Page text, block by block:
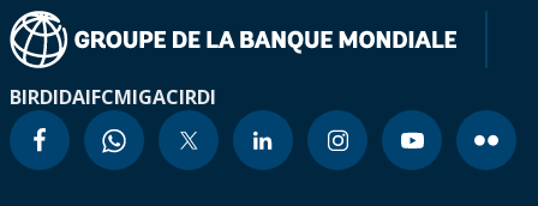
BIRDIDAIFCMIGACIRDI